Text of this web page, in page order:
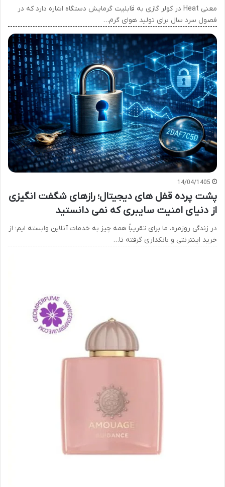
معنی Heat در کولر گازی به قابلیت گرمایش دستگاه اشاره دارد که در
فصول سرد سال برای تولید هوای گرم…
14/04/1405
پشت پرده قفل های دیجیتال؛ رازهای شگفت انگیزی
از دنیای امنیت سایبری که نمی دانستید
در زندگی روزمره، ما برای تقریباً همه چیز به خدمات آنلاین وابسته ایم؛ از
خرید اینترنتی و بانکداری گرفته تا…